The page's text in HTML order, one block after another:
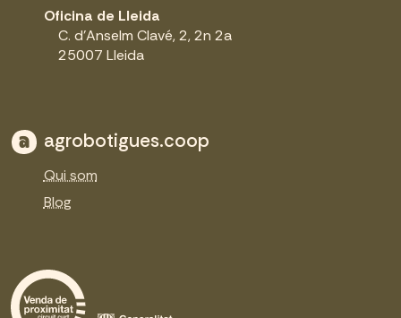
Oficina de Lleida
C. d'Anselm Clavé, 2, 2n 2a
25007 Lleida
agrobotigues.coop
Qui som
Blog